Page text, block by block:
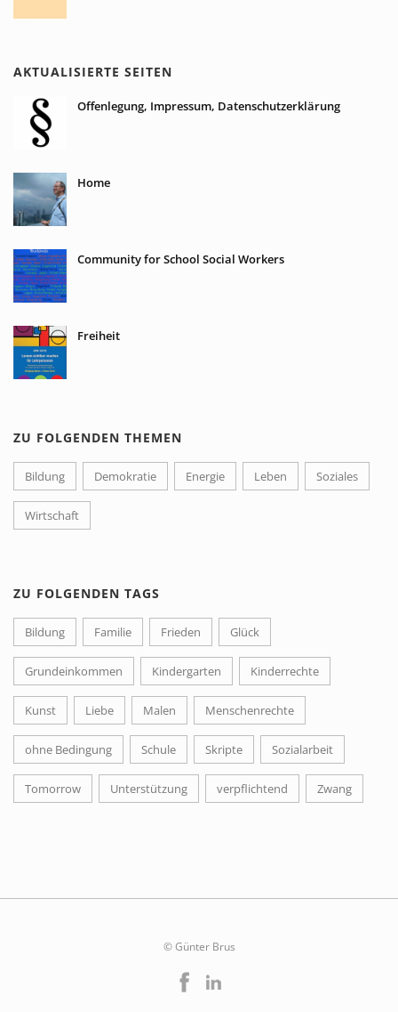
AKTUALISIERTE SEITEN
Offenlegung, Impressum, Datenschutzerklärung
Home
Community for School Social Workers
Freiheit
ZU FOLGENDEN THEMEN
Bildung Demokratie Energie Leben Soziales
Wirtschaft
ZU FOLGENDEN TAGS
Bildung Familie Frieden Glück
Grundeinkommen Kindergarten Kinderrechte
Kunst Liebe Malen Menschenrechte
ohne Bedingung Schule Skripte Sozialarbeit
Tomorrow Unterstützung verpflichtend Zwang
© Günter Brus